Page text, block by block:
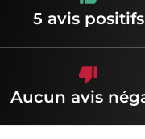
5 avis positifs
Aucun avis